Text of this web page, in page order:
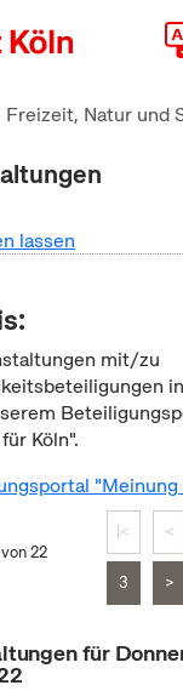
Freizeit, Natur und
lassen
mit/zu
Köln".
"Meinung
22
|< <
3 >
für